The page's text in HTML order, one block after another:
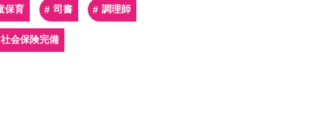
保育 司書 調理師
社会保険完備